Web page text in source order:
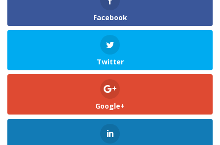
Facebook
Twitter
Google+